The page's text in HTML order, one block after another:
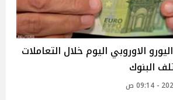
الاوروبي اليوم خلال التعاملات
البنوك